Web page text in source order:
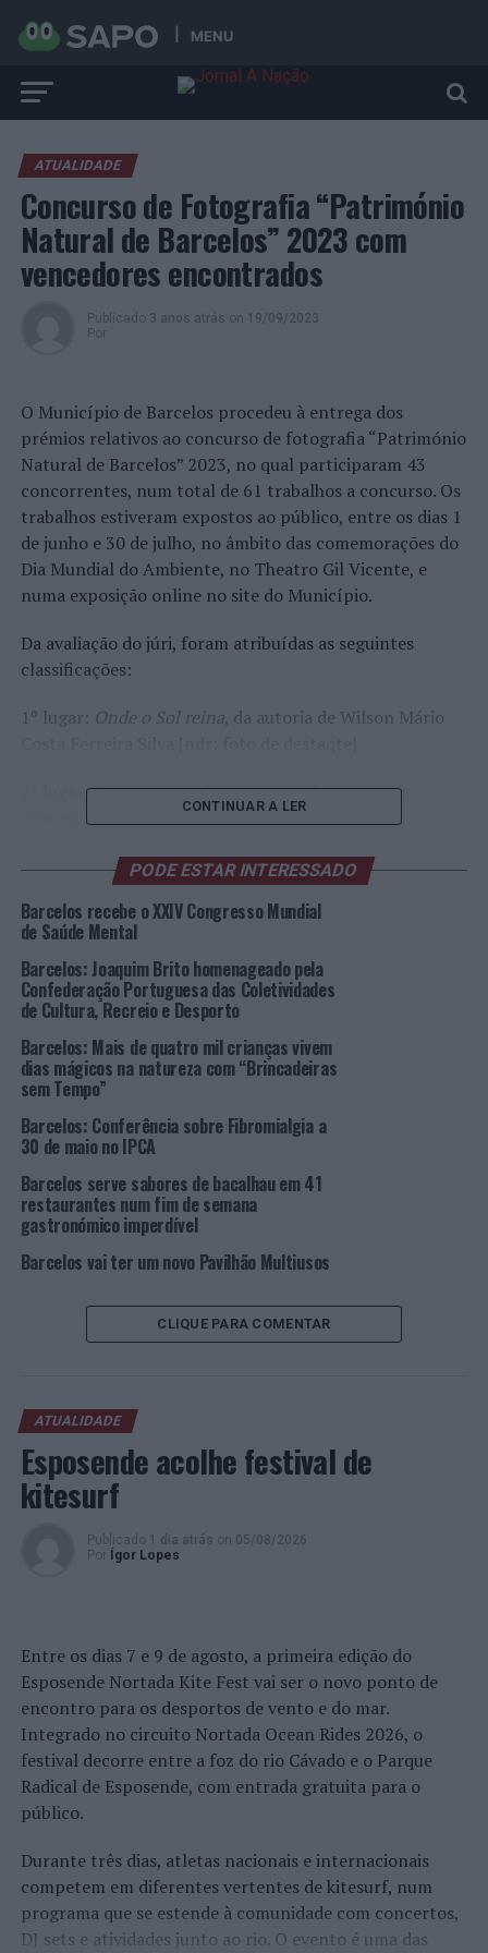
MENU
ATUALIDADE
Concurso de Fotografia “Património
Natural de Barcelos” 2023 com
vencedores encontrados
Publicado 3 anos atrás on 19/09/2023
Por
O Município de Barcelos procedeu à entrega dos
prémios relativos ao concurso de fotografia “Património
Natural de Barcelos” 2023, no qual participaram 43
concorrentes, num total de 61 trabalhos a concurso. Os
trabalhos estiveram expostos ao público, entre os dias 1
de junho e 30 de julho, no âmbito das comemorações do
Dia Mundial do Ambiente, no Theatro Gil Vicente, e
numa exposição online no site do Município.
Da avaliação do júri, foram atribuídas as seguintes
classificações:
1º lugar: Onde o Sol reina, da autoria de Wilson Mário
2º lugar:Por menores da geometria,da autoria de
Giovani Fernandes Oliveira
3.º lugar:Magia no açude, da autoria de Marco António
Portela Alves
Prémio do público (
Sarmiento.
Vencedora
do Prémio
(Foto:
“Esta iniciativa tem como objetivo consciencializar e
sensibilizar a população para a defesa e valorização do
património natural do concelho e promover o ambiente,
divulgando a sua fauna, flora, paisagens únicas e lugares
desconhecidos”, afirma o Município.
Portugal com ACNUR procura unir esforços para apoiar
a educação de crianças e jovens refugiados
Rally ACP Clássicos espalha charme com 85 equipas
CONTINUAR A LER
PODE ESTAR INTERESSADO
Barcelos recebe o XXIV Congresso Mundial
de Saúde Mental
Barcelos: Joaquim Brito homenageado pela
Confederação Portuguesa das Coletividades
de Cultura, Recreio e Desporto
Barcelos: Mais de quatro mil crianças vivem
dias mágicos na natureza com “Brincadeiras
sem Tempo”
Barcelos: Conferência sobre Fibromialgia a
30 de maio no IPCA
Barcelos serve sabores de bacalhau em 41
restaurantes num fim de semana
gastronómico imperdível
Barcelos vai ter um novo Pavilhão Multiusos
CLIQUE PARA COMENTAR
ATUALIDADE
Esposende acolhe festival de
kitesurf
Publicado 1 dia atrás on 05/08/2026
Por
Ígor Lopes
Entre os dias 7 e 9 de agosto, a primeira edição do
Esposende Nortada Kite Fest vai ser o novo ponto de
encontro para os desportos de vento e do mar.
Integrado no circuito Nortada Ocean Rides 2026, o
festival decorre entre a foz do rio Cávado e o Parque
Radical de Esposende, com entrada gratuita para o
público.
Durante três dias, atletas nacionais e internacionais
competem em diferentes vertentes de kitesurf, num
programa que se estende à comunidade com concertos,
DJ sets e atividades junto ao rio. O evento é uma das